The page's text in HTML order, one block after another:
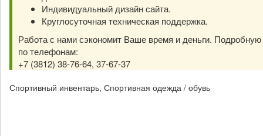
Индивидуальный дизайн сайта.
Круглосуточная техническая поддержка.
Работа с нами сэкономит Ваше время и деньги.
по телефонам:
+7 (3812) 38-76-64, 37-67-37
Спортивный инвентарь, Спортивная одежда / обувь